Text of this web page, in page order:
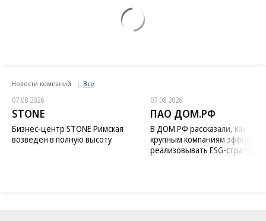
Новости компаний Все
07.08.2026
STONE
Бизнес-центр STONE Римская
возведен в полную высоту
07.08.2026
ПАО ДОМ.РФ
В ДОМ.РФ рассказали, как
крупным компаниям
реализовывать ESG-стратегию